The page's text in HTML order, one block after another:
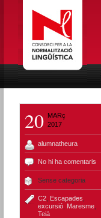
20
MARç
2017
alumnatheura
No hi ha comentaris
Sense categoria
C2, Escapades
excursió, Maresme,
Teià